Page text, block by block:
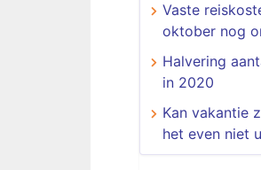
Vaste
oktober nog
Halvering
in 2020
Kan vakantie
het even niet